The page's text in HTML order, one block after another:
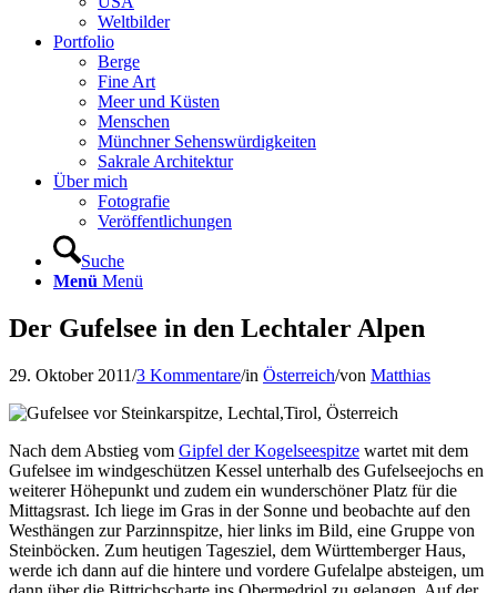
Weltbilder
Portfolio
Berge
Fine Art
Meer und Küsten
Menschen
Münchner Sehenswürdigkeiten
Sakrale Architektur
Über mich
Fotografie
Veröffentlichungen
Suche
Menü Menü
Der Gufelsee in den Lechtaler Alpen
29. Oktober 2011/3 Kommentare/in Österreich/von Matthias
Nach dem Abstieg vom Gipfel der Kogelseespitze wartet mit dem
Gufelsee im windgeschützen Kessel unterhalb des Gufelseejochs en
weiterer Höhepunkt und zudem ein wunderschöner Platz für die
Mittagsrast. Ich liege im Gras in der Sonne und beobachte auf den
Westhängen zur Parzinnspitze, hier links im Bild, eine Gruppe von
Steinböcken. Zum heutigen Tagesziel, dem Württemberger Haus,
werde ich dann auf die hintere und vordere Gufelalpe absteigen, um